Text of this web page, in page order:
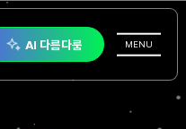
MENU
AI 다름다룸